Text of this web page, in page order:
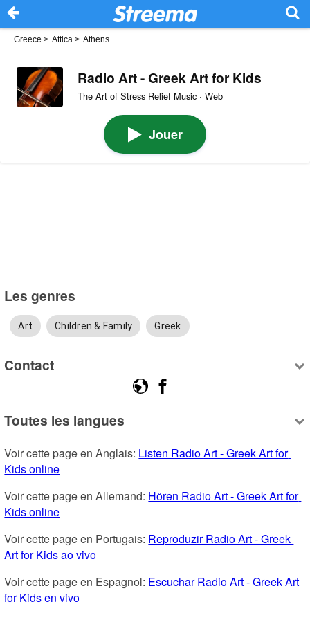
Greece > Attica > Athens
Radio Art - Greek Art for Kids
The Art of Stress Relief Music · Web
Jouer
Les genres
Art Children & Family Greek
Contact
Toutes les langues
Voir cette page en Anglais: Listen Radio Art - Greek Art for
Kids online
Voir cette page en Allemand: Hören Radio Art - Greek Art for
Kids online
Voir cette page en Portugais: Reproduzir Radio Art - Greek
Art for Kids ao vivo
Voir cette page en Espagnol: Escuchar Radio Art - Greek Art
for Kids en vivo